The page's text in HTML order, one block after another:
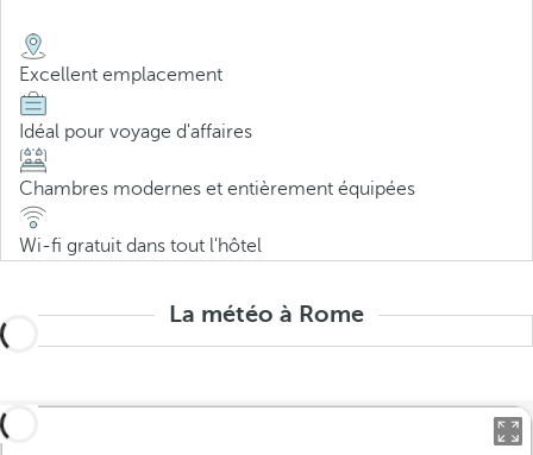
Excellent emplacement
Idéal pour voyage d'affaires
Chambres modernes et entièrement équipées
Wi-fi gratuit dans tout l'hôtel
La météo à Rome